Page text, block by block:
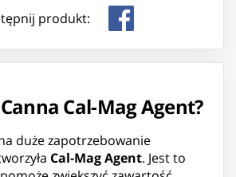
produkt:
Cal-Mag Agent?
duże zapotrzebowanie
Cal-MagAgent. Jest to